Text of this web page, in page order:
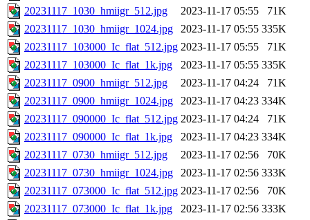
20231117_1030_hmiigr_512.jpg
2023-11-17 05:55
71K
20231117_1030_hmiigr_1024.jpg
2023-11-17 05:55 335K
20231117_103000_Ic_flat_512.jpg 2023-11-17 05:55
71K
20231117_103000_Ic_flat_1k.jpg
2023-11-17 05:55 335K
20231117_0900_hmiigr_512.jpg
2023-11-17 04:24
71K
20231117_0900_hmiigr_1024.jpg
2023-11-17 04:23 334K
20231117_090000_Ic_flat_512.jpg 2023-11-17 04:24
71K
20231117_090000_Ic_flat_1k.jpg
2023-11-17 04:23 334K
20231117_0730_hmiigr_512.jpg
2023-11-17 02:56
70K
20231117_0730_hmiigr_1024.jpg
2023-11-17 02:56 333K
20231117_073000_Ic_flat_512.jpg 2023-11-17 02:56
70K
20231117_073000_Ic_flat_1k.jpg
2023-11-17 02:56 333K